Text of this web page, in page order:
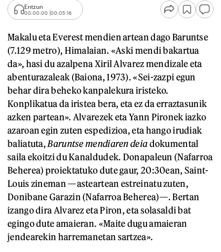
Entzun
00:00:00 00:05:16
Makalu eta Everest mendien artean dago Baruntse
(7.129 metro), Himalaian. «Aski mendi bakartua
da», hasi du azalpena Xiril Alvarez mendizale eta
abenturazaleak (Baiona, 1973). «Sei-zazpi egun
behar dira beheko kanpalekura iristeko.
Konplikatua da iristea bera, eta ez da erraztasunik
azken partean». Alvarezek eta Yann Pironek iazko
azaroan egin zuten espedizioa, eta hango irudiak
baliatuta, Baruntse mendiaren deiadokumental
saila ekoitzi du Kanaldudek. Donapaleun (Nafarroa
Beherea) proiektatuko dute gaur, 20:30ean, Saint-
Louis zineman —asteartean estreinatu zuten,
Donibane Garazin (Nafarroa Beherea)—. Bertan
izango dira Alvarez eta Piron, eta solasaldi bat
egingo dute amaieran. «Maite dugu amaieran
jendearekin harremanetan sartzea».